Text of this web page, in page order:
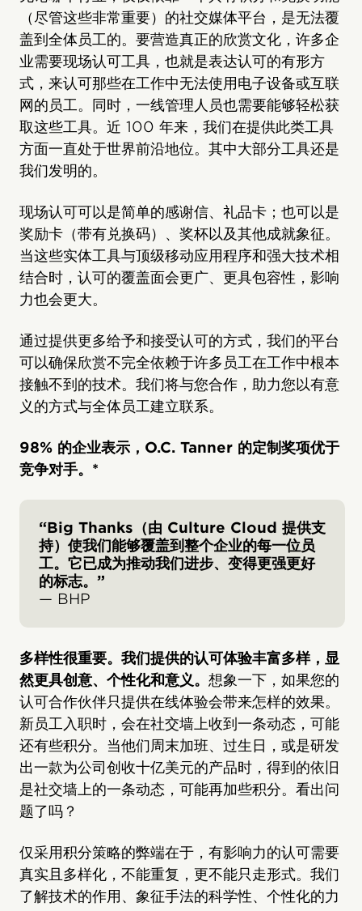
（尽管这些非常重要）的社交媒体平台，是无法覆
盖到全体员工的。要营造真正的欣赏文化，许多企
业需要现场认可工具，也就是表达认可的有形方
式，来认可那些在工作中无法使用电子设备或互联
网的员工。同时，一线管理人员也需要能够轻松获
取这些工具。近 100 年来，我们在提供此类工具
方面一直处于世界前沿地位。其中大部分工具还是
我们发明的。
现场认可可以是简单的感谢信、礼品卡；也可以是
奖励卡（带有兑换码）、奖杯以及其他成就象征。
当这些实体工具与顶级移动应用程序和强大技术相
结合时，认可的覆盖面会更广、更具包容性，影响
力也会更大。
通过提供更多给予和接受认可的方式，我们的平台
可以确保欣赏不完全依赖于许多员工在工作中根本
接触不到的技术。我们将与您合作，助力您以有意
义的方式与全体员工建立联系。
98% 的企业表示，O.C. Tanner 的定制奖项优于
竞争对手。*
“Big Thanks（由 Culture Cloud 提供支
持）使我们能够覆盖到整个企业的每一位员
工。它已成为推动我们进步、变得更强更好
的标志。”
— BHP
多样性很重要。我们提供的认可体验丰富多样，显
然更具创意、个性化和意义。 想象一下，如果您的
认可合作伙伴只提供在线体验会带来怎样的效果。
新员工入职时，会在社交墙上收到一条动态，可能
还有些积分。当他们周末加班、过生日，或是研发
出一款为公司创收十亿美元的产品时，得到的依旧
是社交墙上的一条动态，可能再加些积分。看出问
题了吗？
仅采用积分策略的弊端在于，有影响力的认可需要
真实且多样化，不能重复，更不能只走形式。我们
了解技术的作用、象征手法的科学性、个性化的力